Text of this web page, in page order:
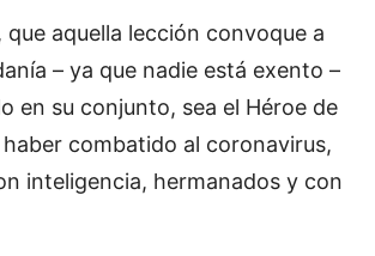
que aquella lección convoque a
– ya que nadie está exento –
en su conjunto, sea el Héroe de
combatido al coronavirus,
inteligencia, hermanados y con